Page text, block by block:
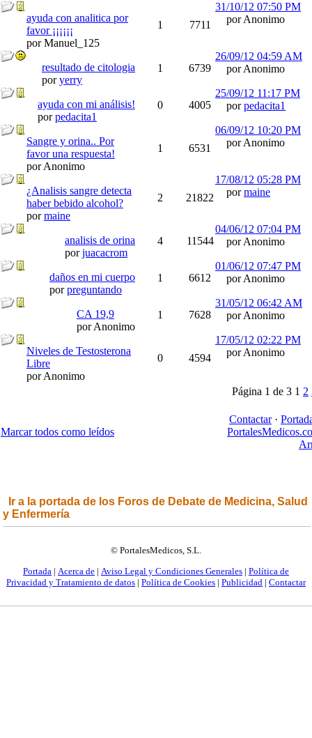
ayuda con analitica por
favor ¡¡¡¡¡¡
por Manuel_125
1 7711
31/10/12 07:50 PM
por Anonimo
resultado de citologia
poryerry
1 6739
26/09/12 04:59 AM
por Anonimo
ayuda con mi análisis!
porpedacita1
0 4005
25/09/12 11:17 PM
porpedacita1
Sangre y orina.. Por
favor una respuesta!
por Anonimo
1 6531
06/09/12 10:20 PM
por Anonimo
¿Analisis sangre detecta
haber bebido alcohol?
pormaine
2 21822
17/08/12 05:28 PM
pormaine
analisis de orina
porjuacacrom
4 11544
04/06/12 07:04 PM
por Anonimo
daños en mi cuerpo
porpreguntando
1 6612
01/06/12 07:47 PM
por Anonimo
CA 19,9
por Anonimo
1 7628
31/05/12 06:42 AM
por Anonimo
Niveles de Testosterona
Libre
por Anonimo
0 4594
17/05/12 02:22 PM
por Anonimo
Página 1 de 3 1 2
Marcar todos como leídos
Contactar·
Ir a la portada de los Foros de Debate de Medicina, Salud
y Enfermería
© PortalesMedicos, S.L.
Portada | Acerca de | Aviso Legal y Condiciones Generales | Política de
Privacidad y Tratamiento de datos | Política de Cookies | Publicidad | Contactar